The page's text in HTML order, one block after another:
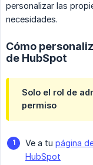
personalizar las
necesidades.
Cómo
de HubSpot
Solo el rol de
permiso
Ve a tu página
HubSpot